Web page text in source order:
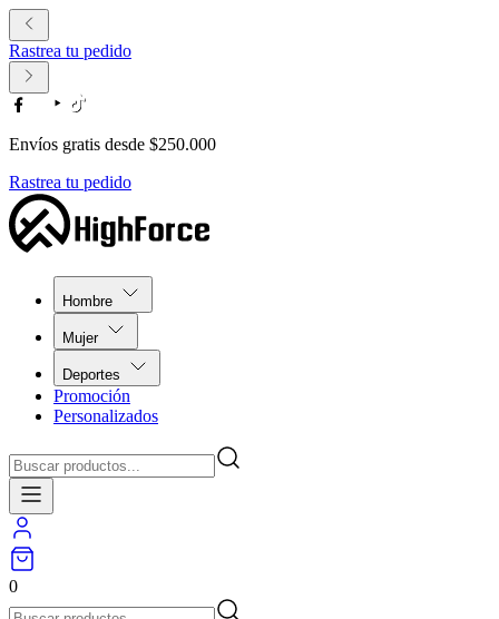
Rastrea tu pedido
Envíos gratis desde $250.000
Rastrea tu pedido
Hombre
Mujer
Deportes
Promoción
Personalizados
0